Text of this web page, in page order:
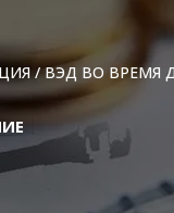
/ВЭД ВО ВРЕМЯ